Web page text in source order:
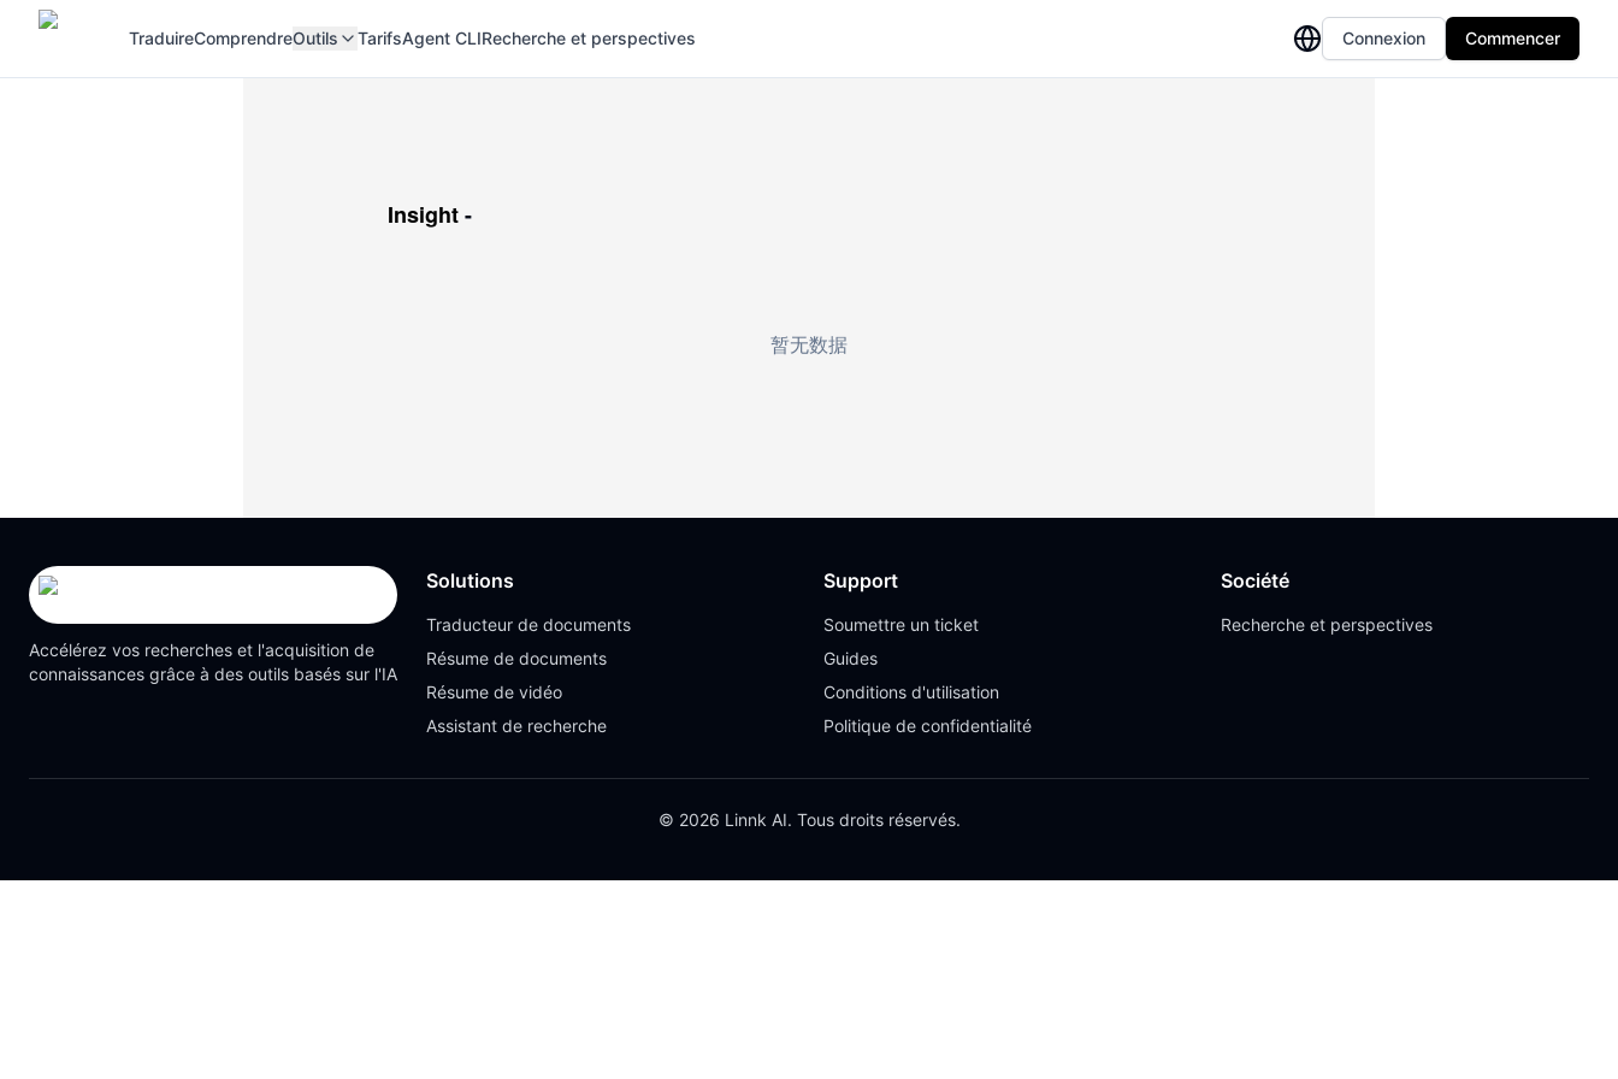
TraduireComprendreOutils TarifsAgent CLIRecherche et perspectives Connexion Commencer
Insight-
暂无数据
Accélérez vos recherches et l'acquisition de
connaissances grâce à des outils basés sur l'IA
Solutions
Traducteur de documents
Résume de documents
Résume de vidéo
Assistant de recherche
Support
Soumettre un ticket
Guides
Conditions d'utilisation
Politique de confidentialité
Société
Recherche et perspectives
© 2026 Linnk AI. Tous droits réservés.